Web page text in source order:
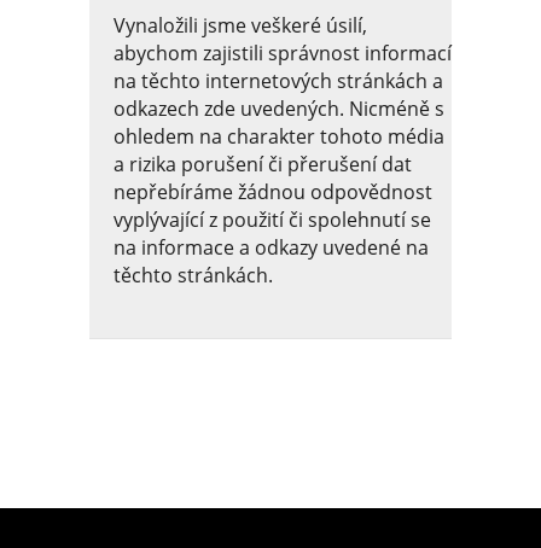
Vynaložili jsme veškeré úsilí,
abychom zajistili správnost informací
na těchto internetových stránkách a
odkazech zde uvedených. Nicméně s
ohledem na charakter tohoto média
a rizika porušení či přerušení dat
nepřebíráme žádnou odpovědnost
vyplývající z použití či spolehnutí se
na informace a odkazy uvedené na
těchto stránkách.